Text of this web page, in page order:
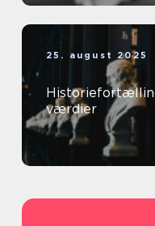
25. august 2025
værdier